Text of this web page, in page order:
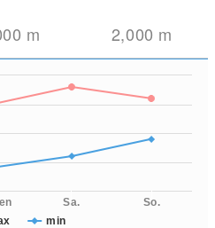
m 2,000 m
min
Sa. So.